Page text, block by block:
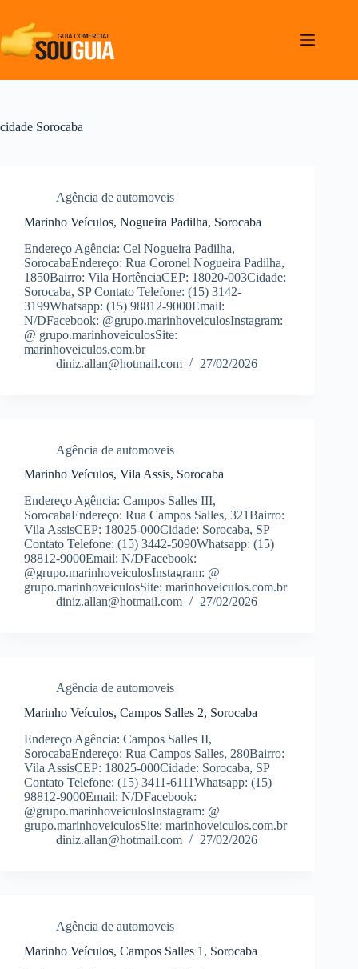
o
conteúdo
cidade Sorocaba
Agência de automoveis
Marinho Veículos, Nogueira Padilha, Sorocaba
Endereço Agência: Cel Nogueira Padilha,
SorocabaEndereço: Rua Coronel Nogueira Padilha,
1850Bairro: Vila HortênciaCEP: 18020-003Cidade:
Sorocaba, SP Contato Telefone: (15) 3142-
3199Whatsapp: (15) 98812-9000Email:
N/DFacebook: @grupo.marinhoveiculosInstagram:
@ grupo.marinhoveiculosSite:
marinhoveiculos.com.br
diniz.allan@hotmail.com
27/02/2026
Agência de automoveis
Marinho Veículos, Vila Assis, Sorocaba
Endereço Agência: Campos Salles III,
SorocabaEndereço: Rua Campos Salles, 321Bairro:
Vila AssisCEP: 18025-000Cidade: Sorocaba, SP
Contato Telefone: (15) 3442-5090Whatsapp: (15)
98812-9000Email: N/DFacebook:
@grupo.marinhoveiculosInstagram: @
grupo.marinhoveiculosSite: marinhoveiculos.com.br
diniz.allan@hotmail.com
27/02/2026
Agência de automoveis
Marinho Veículos, Campos Salles 2, Sorocaba
Endereço Agência: Campos Salles II,
SorocabaEndereço: Rua Campos Salles, 280Bairro:
Vila AssisCEP: 18025-000Cidade: Sorocaba, SP
Contato Telefone: (15) 3411-6111Whatsapp: (15)
98812-9000Email: N/DFacebook:
@grupo.marinhoveiculosInstagram: @
grupo.marinhoveiculosSite: marinhoveiculos.com.br
diniz.allan@hotmail.com
27/02/2026
Agência de automoveis
Marinho Veículos, Campos Salles 1, Sorocaba